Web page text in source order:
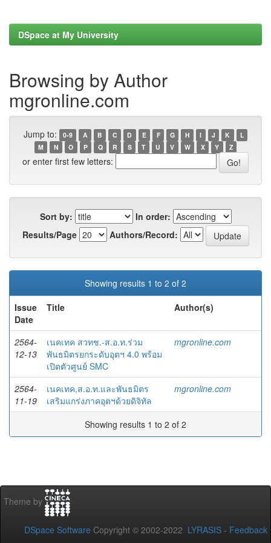
DSpace at My University
Browsing by Author
mgronline.com
Jump to: 0-9 A B C D E F G H I J K
L
M
N O P Q R S T U V W X Y Z
or enter first few letters:
Sort by:
In order:
Results/Page
Authors/Record:
Showing results 1 to 2 of 2
Issue
Date
Title Author(s)
2564-
12-13
เนคเทค สวทช.-ส.อ.ท.ร่วม
พันธมิตรยกระดับอุตฯ 4.0 พร้อม
เปิดตัวศูนย์ SMC
mgronline.com
2564-
11-19
เนคเทค,ส.อ.ท.และพันธมิตร
เสริมแกร่งภาคอุตฯด้วยดิจิทัล
mgronline.com
Showing results 1 to 2 of 2
Theme by
DSpace Software Copyright © 2002-2022 LYRASIS - Feedback